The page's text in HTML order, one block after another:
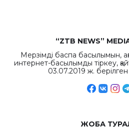
“ZTB NEWS”
Мерзімді баспа басылымын,
интернет-басылымды тіркеу,
03.07.2019 ж.
ЖОБА